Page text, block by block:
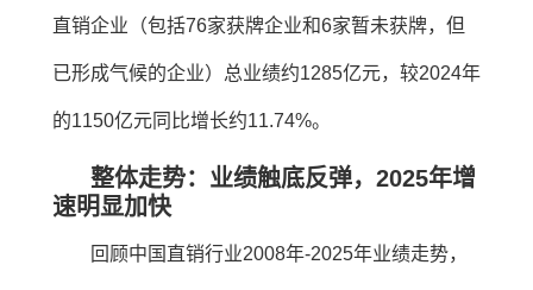
直销企业（包括76家获牌企业和6家暂未获牌，但
已形成气候的企业）总业绩约1285亿元，较2024年
的1150亿元同比增长约11.74%。
整体走势：业绩触底反弹，2025年增
速明显加快
回顾中国直销行业2008年-2025年业绩走势，